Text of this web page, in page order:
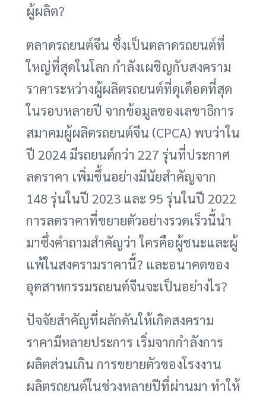
ผู้ผลิต?
ตลาดรถยนต์จีน ซึ่งเป็นตลาดรถยนต์ที่
ใหญ่ที่สุดในโลก กำลังเผชิญกับสงคราม
ราคาระหว่างผู้ผลิตรถยนต์ที่ดุเดือดที่สุด
ในรอบหลายปี จากข้อมูลของเลขาธิการ
สมาคมผู้ผลิตรถยนต์จีน (CPCA) พบว่าใน
ปี 2024 มีรถยนต์กว่า 227 รุ่นที่ประกาศ
ลดราคา เพิ่มขึ้นอย่างมีนัยสำคัญจาก
148 รุ่นในปี 2023 และ 95 รุ่นในปี 2022
การลดราคาที่ขยายตัวอย่างรวดเร็วนี้นำ
มาซึ่งคำถามสำคัญว่า ใครคือผู้ชนะและผู้
แพ้ในสงครามราคานี้? และอนาคตของ
อุตสาหกรรมรถยนต์จีนจะเป็นอย่างไร?
ปัจจัยสำคัญที่ผลักดันให้เกิดสงคราม
ราคามีหลายประการ เริ่มจากกำลังการ
ผลิตส่วนเกิน การขยายตัวของโรงงาน
ผลิตรถยนต์ในช่วงหลายปีที่ผ่านมา ทำให้